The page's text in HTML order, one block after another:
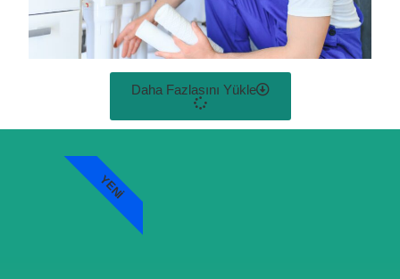
Daha Fazlasını Yükle
YENI